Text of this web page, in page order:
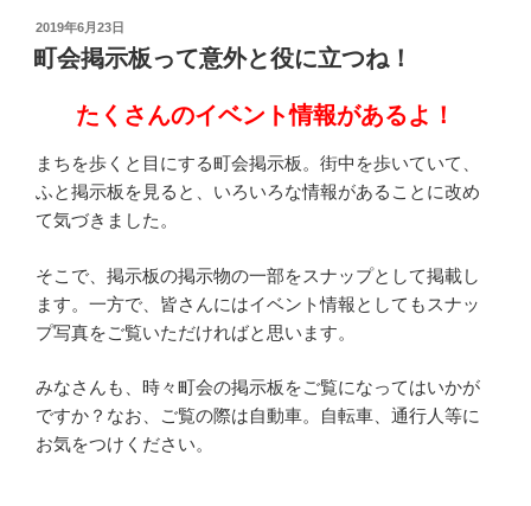
投
稿
日:
2019年6月23日
町会掲示板って意外と役に立つね！
たくさんのイベント情報があるよ！
まちを歩くと目にする町会掲示板。街中を歩いていて、
ふと掲示板を見ると、いろいろな情報があることに改め
て気づきました。
そこで、掲示板の掲示物の一部をスナップとして掲載し
ます。一方で、皆さんにはイベント情報としてもスナッ
プ写真をご覧いただければと思います。
みなさんも、時々町会の掲示板をご覧になってはいかが
ですか？なお、ご覧の際は自動車。自転車、通行人等に
お気をつけください。